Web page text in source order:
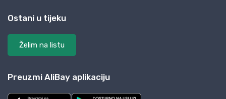
Ostani u tijeku
Želim na listu
Preuzmi AliBay aplikaciju